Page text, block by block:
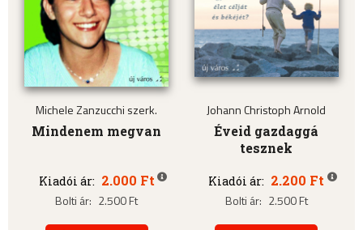
Michele Zanzucchi szerk.
Mindenem megvan
Kiadói ár: 2.000 Ft
Bolti ár: 2.500 Ft
Johann Christoph Arnold
Éveid gazdaggá
tesznek
Kiadói ár: 2.200 Ft
Bolti ár: 2.500 Ft